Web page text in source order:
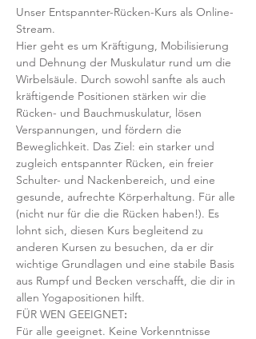
Unser Entspannter-Rücken-Kurs als Online-
Stream.
Hier geht es um Kräftigung, Mobilisierung
und Dehnung der Muskulatur rund um die
Wirbelsäule. Durch sowohl sanfte als auch
kräftigende Positionen stärken wir die
Rücken- und Bauchmuskulatur, lösen
Verspannungen, und fördern die
Beweglichkeit. Das Ziel: ein starker und
zugleich entspannter Rücken, ein freier
Schulter- und Nackenbereich, und eine
gesunde, aufrechte Körperhaltung. Für alle
(nicht nur für die die Rücken haben!). Es
lohnt sich, diesen Kurs begleitend zu
anderen Kursen zu besuchen, da er dir
wichtige Grundlagen und eine stabile Basis
aus Rumpf und Becken verschafft, die dir in
allen Yogapositionen hilft.
FÜR WEN GEEIGNET:
Für alle geeignet. Keine Vorkenntnisse